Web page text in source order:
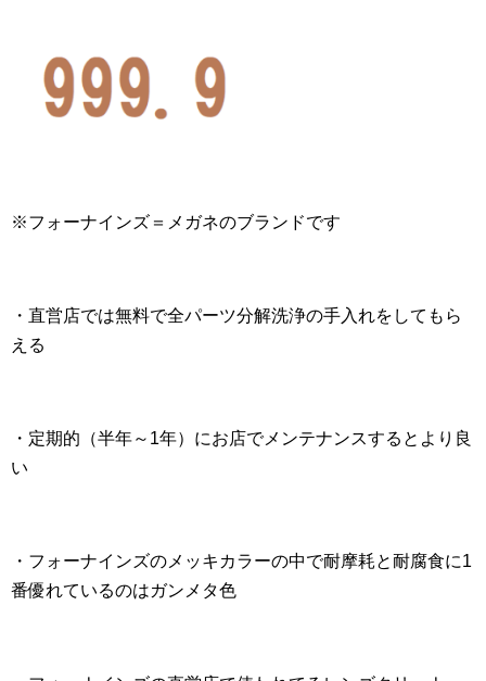
※フォーナインズ＝メガネのブランドです
・直営店では無料で全パーツ分解洗浄の手入れをしてもら
える
・定期的（半年～1年）にお店でメンテナンスするとより良
い
・フォーナインズのメッキカラーの中で耐摩耗と耐腐食に1
番優れているのはガンメタ色